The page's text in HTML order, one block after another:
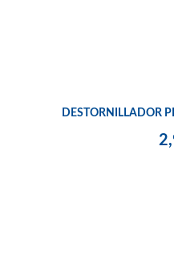
DESTORNILLADOR